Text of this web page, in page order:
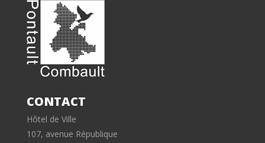
CONTACT
Hôtel de Ville
107, avenue République